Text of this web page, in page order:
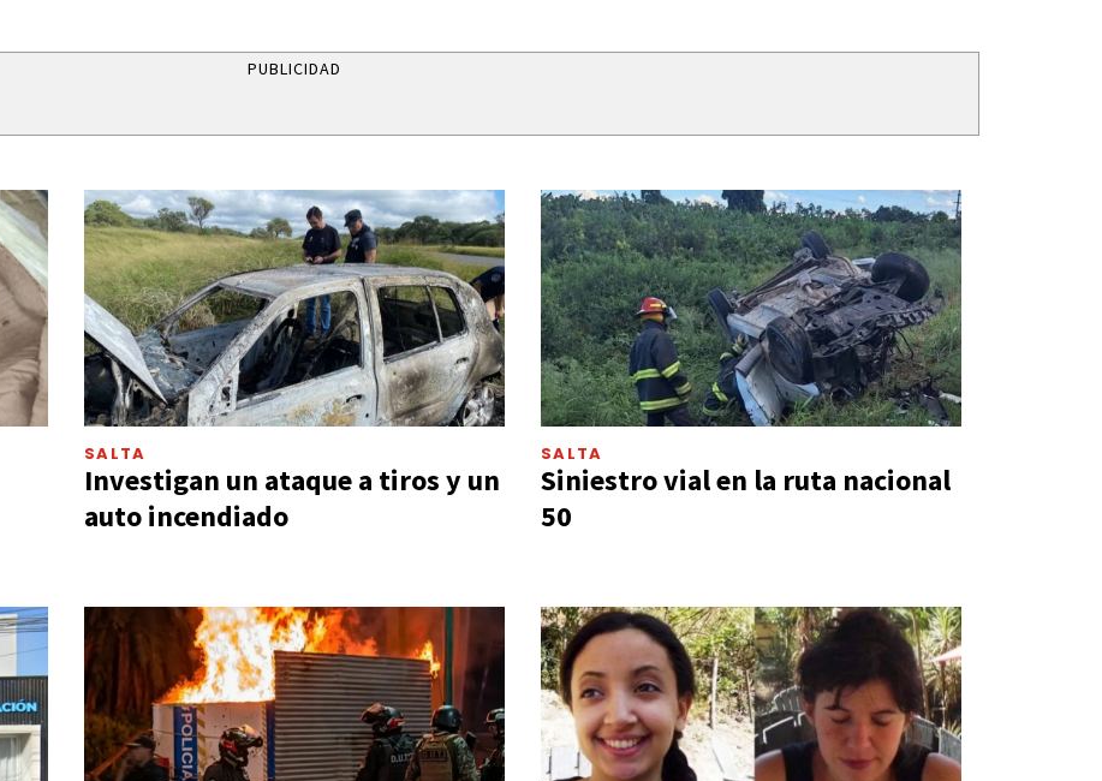
PUBLICIDAD
SALTA
Investigan un ataque a tiros y un
auto incendiado
SALTA
Siniestro vial en la ruta nacional
50